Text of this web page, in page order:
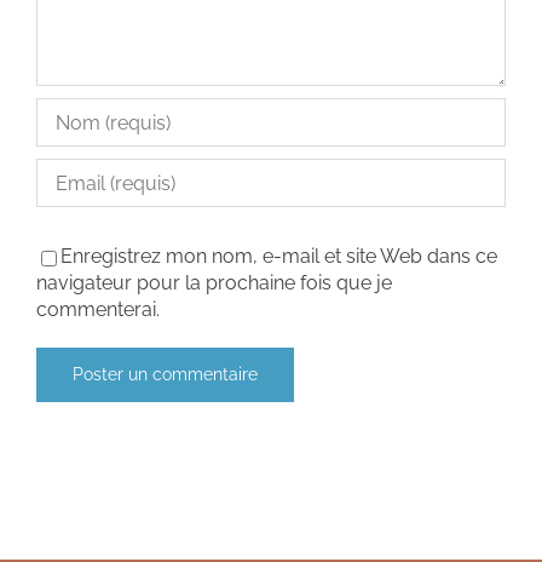
Enregistrez mon nom, e-mail et site Web dans ce
navigateur pour la prochaine fois que je
commenterai.